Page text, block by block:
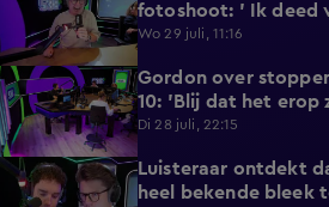
fotoshoot: ' Ik deed
wandelen'.
Wo 29 juli, 11:16
4:28
Gordon over
10: 'Blij dat het erop
Di 28 juli, 22:15
4:45
Luisteraar ontdekt
heel bekende bleek